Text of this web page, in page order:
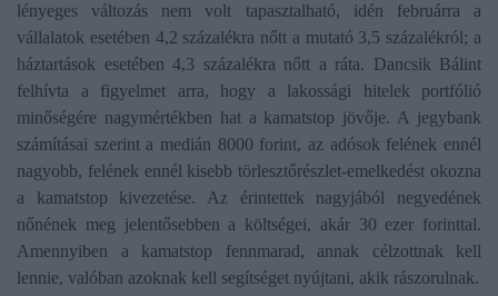
lényeges változás nem volt tapasztalható, idén februárra a
vállalatok esetében 4,2 százalékra nőtt a mutató 3,5 százalékról; a
háztartások esetében 4,3 százalékra nőtt a ráta. Dancsik Bálint
felhívta a figyelmet arra, hogy a lakossági hitelek portfólió
minőségére nagymértékben hat a kamatstop jövője. A jegybank
számításai szerint a medián 8000 forint, az adósok felének ennél
nagyobb, felének ennél kisebb törlesztőrészlet-emelkedést okozna
a kamatstop kivezetése. Az érintettek nagyjából negyedének
nőnének meg jelentősebben a költségei, akár 30 ezer forinttal.
Amennyiben a kamatstop fennmarad, annak célzottnak kell
lennie, valóban azoknak kell segítséget nyújtani, akik rászorulnak.